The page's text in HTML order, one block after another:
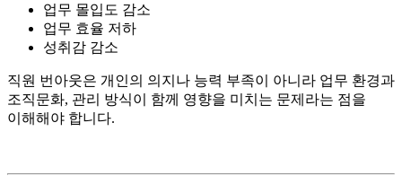
업무 몰입도 감소
업무 효율 저하
성취감 감소
직원 번아웃은 개인의 의지나 능력 부족이 아니라 업무 환경과
조직문화, 관리 방식이 함께 영향을 미치는 문제라는 점을
이해해야 합니다.